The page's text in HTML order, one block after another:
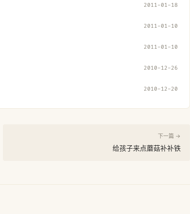
2011-01-18
2011-01-10
2011-01-10
2010-12-26
2010-12-20
下一篇 →
给孩子来点蘑菇补补铁